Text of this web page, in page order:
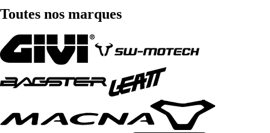
Toutes nos marques